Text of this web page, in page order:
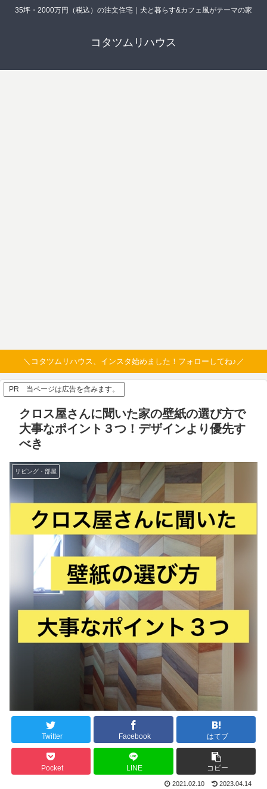
35坪・2000万円（税込）の注文住宅｜犬と暮らす&カフェ風がテーマの家
コタツムリハウス
＼コタツムリハウス、インスタ始めました！フォローしてね♪／
PR 当ページは広告を含みます。
クロス屋さんに聞いた家の壁紙の選び方で
大事なポイント３つ！デザインより優先す
べき
リビング・部屋
Twitter Facebook はてブ
Pocket LINE コピー
2021.02.10 2023.04.14